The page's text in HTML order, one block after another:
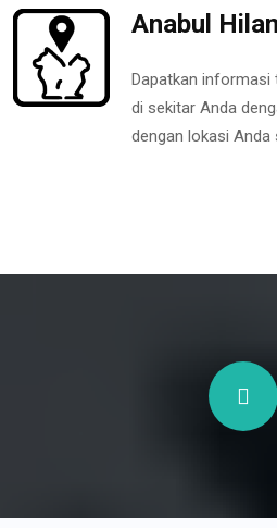
Anabul
Dapatkan informasi
di sekitar Anda
dengan lokasi Anda